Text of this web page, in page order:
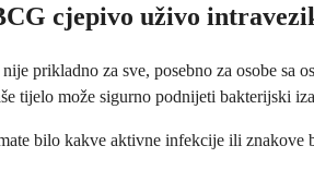
cjepivo uživo
prikladno za sve, posebno za osobe sa
tijelo može sigurno podnijeti bakterijski
bilo kakve aktivne infekcije ili znakove